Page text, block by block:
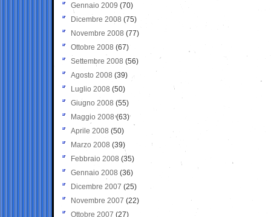
Gennaio 2009 (70)
Dicembre 2008 (75)
Novembre 2008 (77)
Ottobre 2008 (67)
Settembre 2008 (56)
Agosto 2008 (39)
Luglio 2008 (50)
Giugno 2008 (55)
Maggio 2008(63)
Aprile 2008 (50)
Marzo 2008 (39)
Febbraio 2008 (35)
Gennaio 2008 (36)
Dicembre 2007 (25)
Novembre 2007 (22)
Ottobre 2007 (27)